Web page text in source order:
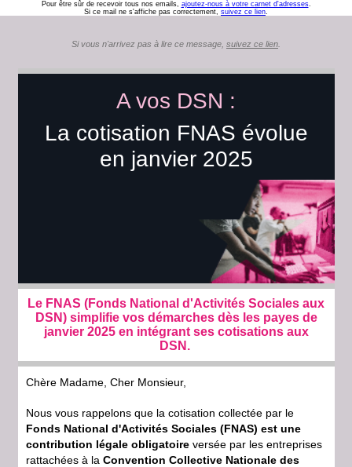
Pour être sûr de recevoir tous nos emails, ajoutez-nous à votre carnet d'adresses.
Si ce mail ne s'affiche pas correctement, suivez ce lien.
Si vous n'arrivez pas à lire ce message, suivez ce lien
A vos DSN :
La cotisation FNAS évolue
en janvier 2025
Le FNAS (Fonds National d'Activités Sociales aux
DSN) simplifie vos démarches dès les payes de
janvier 2025 en intégrant ses cotisations aux
DSN.
Chère Madame, Cher Monsieur,
Nous vous rappelons que la cotisation collectée par le
Fonds National d'Activités Sociales (FNAS) est une
contribution légale obligatoireversée par les entreprises
rattachées à la Convention Collective Nationale des